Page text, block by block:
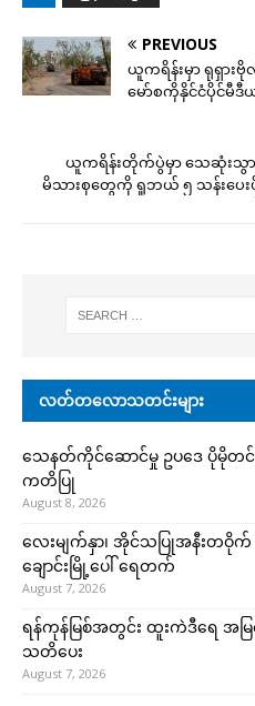
PREVIOUS
ယူကရိန်းမှာ ရုရှာ
မော်စကိုနိုင်ငံပိုင်မီဒီ
ယူကရိန်းတိုက်ပွဲမှာ သေဆုံးသွာ
မိသားစုတွေကို ရူဘယ် ၅ သန်းပေ
လတ်တလောသတင်းများ
သေနတ်ကိုင်ဆောင်မှု ဥပဒေ ပိုမိုတင်
ကတိပြု
August 8, 2026
လေးမျက်နှာ၊ အိုင်သပြုအနီးတဝိုက်
ချောင်းမြို့ပေါ် ရေတက်
August 7, 2026
ရန်ကုန်မြစ်အတွင်း ထူးကဲဒီရေ အ​
သတိပေး
August 7, 2026